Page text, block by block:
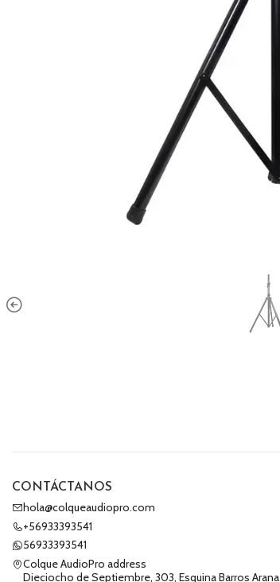
CONTÁCTANOS
hola@colqueaudiopro.com
+56933393541
56933393541
Colque AudioPro address
Dieciocho de Septiembre, 303, Esquina Barros Arana